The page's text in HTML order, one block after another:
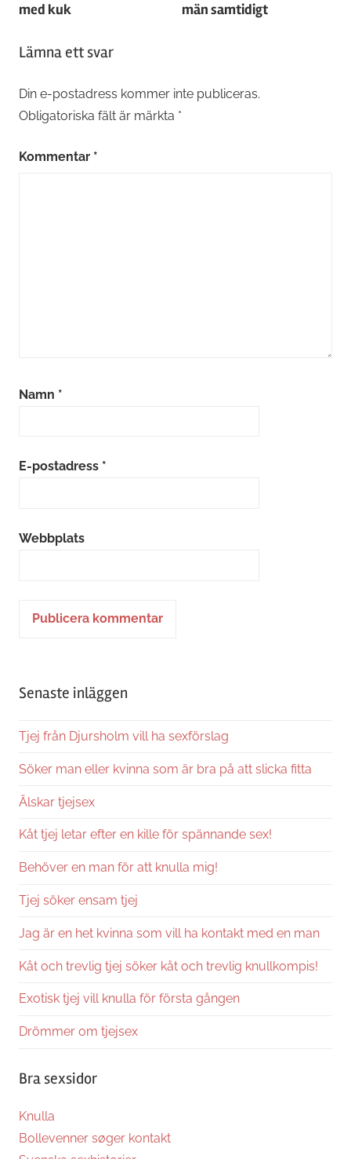
med kuk
män samtidigt
Lämna ett svar
Din e-postadress kommer inte publiceras.
Obligatoriska fält är märkta *
Kommentar *
Namn *
E-postadress *
Webbplats
Senaste inläggen
Tjej från Djursholm vill ha sexförslag
Söker man eller kvinna som är bra på att slicka fitta
Älskar tjejsex
Kåt tjej letar efter en kille för spännande sex!
Behöver en man för att knulla mig!
Tjej söker ensam tjej
Jag är en het kvinna som vill ha kontakt med en man
Kåt och trevlig tjej söker kåt och trevlig knullkompis!
Exotisk tjej vill knulla för första gången
Drömmer om tjejsex
Bra sexsidor
Knulla
Bollevenner søger kontakt